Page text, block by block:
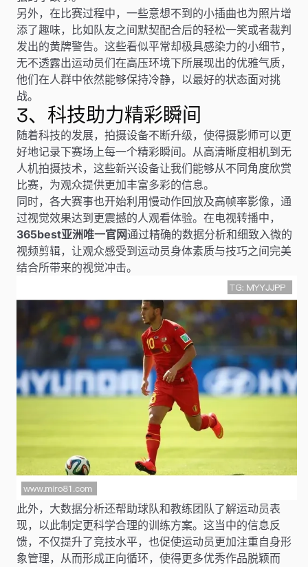
另外，在比赛过程中，一些意想不到的小插曲也为照片增
添了趣味，比如队友之间默契配合后的轻松一笑或者裁判
发出的黄牌警告。这些看似平常却极具感染力的小细节，
无不透露出运动员们在高压环境下所展现出的优雅气质，
他们在人群中依然能够保持冷静，以最好的状态面对挑
战。
3、科技助力精彩瞬间
随着科技的发展，拍摄设备不断升级，使得摄影师可以更
好地记录下赛场上每一个精彩瞬间。从高清晰度相机到无
人机拍摄技术，这些新兴设备让我们能够从不同角度欣赏
比赛，为观众提供更加丰富多彩的信息。
同时，各大赛事也开始利用慢动作回放及高帧率影像，通
过视觉效果达到更震撼的人观看体验。在电视转播中，
365best亚洲唯一官网通过精确的数据分析和细致入微的
视频剪辑，让观众感受到运动员身体素质与技巧之间完美
结合所带来的视觉冲击。
此外，大数据分析还帮助球队和教练团队了解运动员表
现，以此制定更科学合理的训练方案。这当中的信息反
馈，不仅提升了竞技水平，也促使运动员更加注重自身形
象管理，从而形成正向循环，使得更多优秀作品脱颖而